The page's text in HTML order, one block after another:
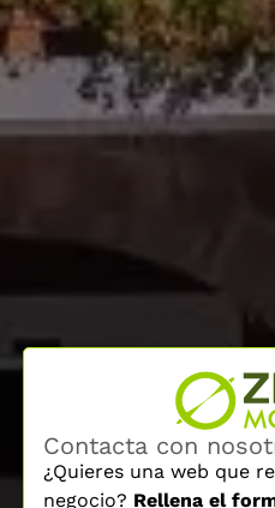
Contacta con
¿Quieres una web que
negocio? Rellena el